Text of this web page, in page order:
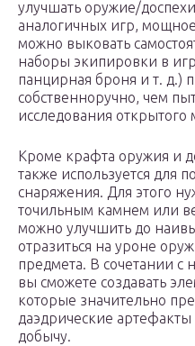
улучшать оружие/
аналогичных игр,
можно выковать
наборы экипировки в
панцирная броня и т. д.)
собственноручно, чем
исследования открытого
Кроме крафта оружия и
также используется для
снаряжения. Для этого
точильным камнем или
можно улучшить до
отразиться на уроне
предмета. В сочетании
вы сможете создавать
которые значительно
даэдрические
добычу.